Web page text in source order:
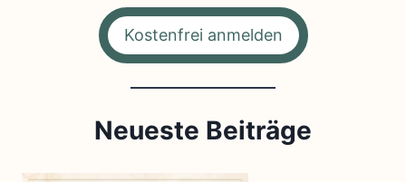
Kostenfrei anmelden
Neueste Beiträge